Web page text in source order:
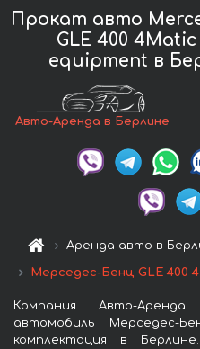
Прокат авто
GLE 400 4Matic
equipment в
Авто-Аренда в Берлине
Аренда авто в
Мерседес-Бенц GLE 400
Компания Авто-
автомобиль Мерседес-
комплектация в